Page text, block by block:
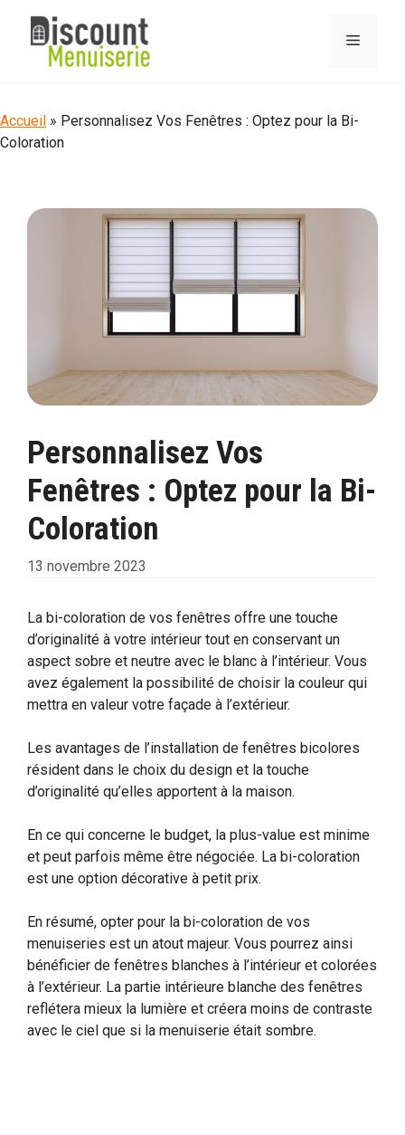
Menu
Accueil » Personnalisez Vos Fenêtres : Optez pour la Bi-
Coloration
Personnalisez Vos
Fenêtres : Optez pour la Bi-
Coloration
13 novembre 2023
La bi-coloration de vos fenêtres offre une touche
d’originalité à votre intérieur tout en conservant un
aspect sobre et neutre avec le blanc à l’intérieur. Vous
avez également la possibilité de choisir la couleur qui
mettra en valeur votre façade à l’extérieur.
Les avantages de l’installation de fenêtres bicolores
résident dans le choix du design et la touche
d’originalité qu’elles apportent à la maison.
En ce qui concerne le budget, la plus-value est minime
et peut parfois même être négociée. La bi-coloration
est une option décorative à petit prix.
En résumé, opter pour la bi-coloration de vos
menuiseries est un atout majeur. Vous pourrez ainsi
bénéficier de fenêtres blanches à l’intérieur et colorées
à l’extérieur. La partie intérieure blanche des fenêtres
reflétera mieux la lumière et créera moins de contraste
avec le ciel que si la menuiserie était sombre.